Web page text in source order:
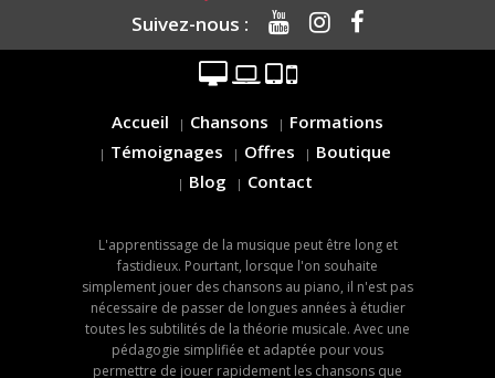
Suivez-nous :
Accueil Chansons
Formations
Témoignages
Offres
Boutique
Blog
Contact
L'apprentissage de la musique peut être long et
fastidieux. Pourtant, lorsque l'on souhaite
simplement jouer des chansons au piano, il n'est pas
nécessaire de passer de longues années à étudier
toutes les subtilités de la théorie musicale. Avec une
pédagogie simplifiée et adaptée pour vous
permettre de jouer rapidement les chansons que